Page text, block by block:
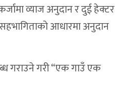
व्याज अनुदान र दुई हेक्टर
आधारमा अनुदान
गराउने गरी “एक गाउँ एक